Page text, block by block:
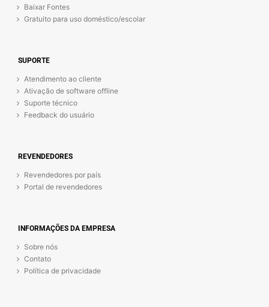
Baixar Fontes
Gratuito para uso doméstico/escolar
SUPORTE
Atendimento ao cliente
Ativação de software offline
Suporte técnico
Feedback do usuário
REVENDEDORES
Revendedores por país
Portal de revendedores
INFORMAÇÕES DA EMPRESA
Sobre nós
Contato
Política de privacidade